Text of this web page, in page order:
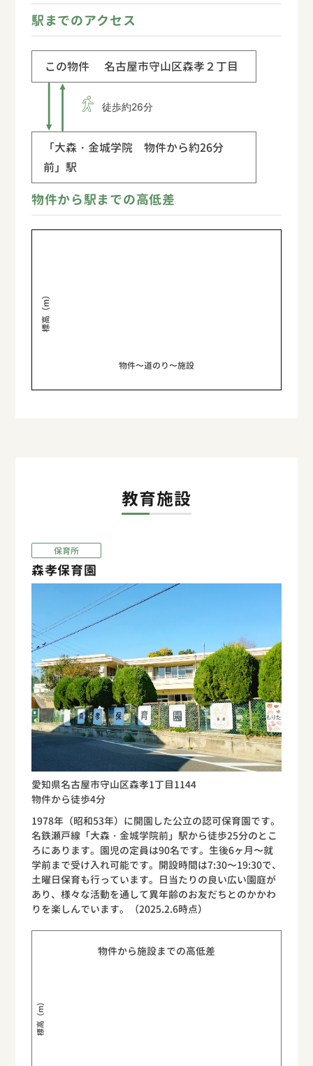
駅までのアクセス
この物件 名古屋市守山区森孝２丁目
徒歩約26分
「大森・金城学院
前」駅
物件から約26分
物件から駅までの高低差
標高（m）
物件〜道のり〜施設
教育施設
保育所
森孝保育園
愛知県名古屋市守山区森孝1丁目1144
物件から徒歩4分
1978年（昭和53年）に開園した公立の認可保育園です。
名鉄瀬戸線「大森・金城学院前」駅から徒歩25分のとこ
ろにあります。園児の定員は90名です。生後6ヶ月〜就
学前まで受け入れ可能です。開設時間は7:30〜19:30で、
土曜日保育も行っています。日当たりの良い広い園庭が
あり、様々な活動を通して異年齢のお友だちとのかかわ
りを楽しんでいます。（2025.2.6時点）
物件から施設までの高低差
標高（m）